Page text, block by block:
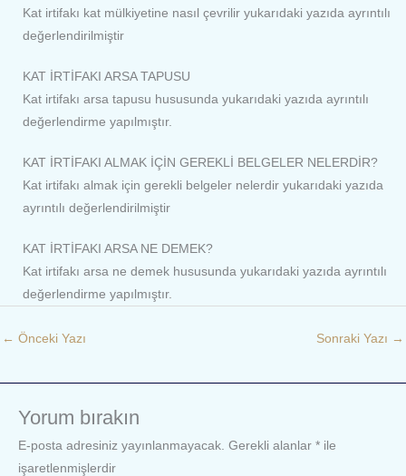
Kat irtifakı kat mülkiyetine nasıl çevrilir yukarıdaki yazıda ayrıntılı
değerlendirilmiştir
KAT İRTİFAKI ARSA TAPUSU
Kat irtifakı arsa tapusu hususunda yukarıdaki yazıda ayrıntılı
değerlendirme yapılmıştır.
KAT İRTİFAKI ALMAK İÇİN GEREKLİ BELGELER NELERDİR?
Kat irtifakı almak için gerekli belgeler nelerdir yukarıdaki yazıda
ayrıntılı değerlendirilmiştir
KAT İRTİFAKI ARSA NE DEMEK?
Kat irtifakı arsa ne demek hususunda yukarıdaki yazıda ayrıntılı
değerlendirme yapılmıştır.
← Önceki Yazı Sonraki Yazı →
Yorum bırakın
E-posta adresiniz yayınlanmayacak. Gerekli alanlar * ile
işaretlenmişlerdir